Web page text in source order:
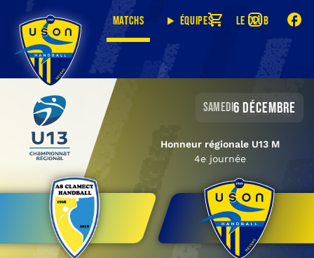
Matchs Équipes Le club
samedi6 décembre
Honneur régionale U13 M
4e journée